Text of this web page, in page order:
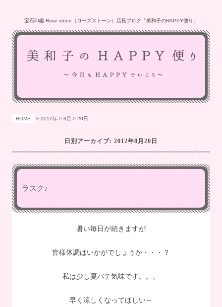
宝石印鑑 Rose stone（ローズストーン）店長ブログ「美和子のHAPPY便り」
HOME > 2012年 > 8月 > 20日
日別アーカイブ: 2012年8月20日
ラスク♪
暑い毎日が続きますが
皆様体調はいかがでしょうか・・・？
私は少し夏バテ気味です。。。
早く涼しくなってほしい～